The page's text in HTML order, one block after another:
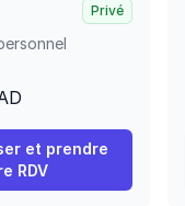
Privé
et prendre
RDV